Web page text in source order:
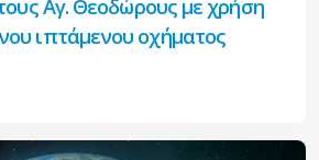
Αγ. Θεοδώρους με χρήση
ιπτάμενου οχήματος